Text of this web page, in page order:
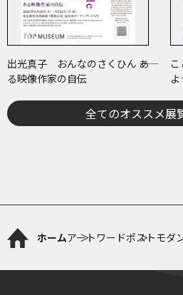
出光真子 おんなのさくひん ――あ
る映像作家の自伝
全てのオススメ展
ホームアートワードポストモダ